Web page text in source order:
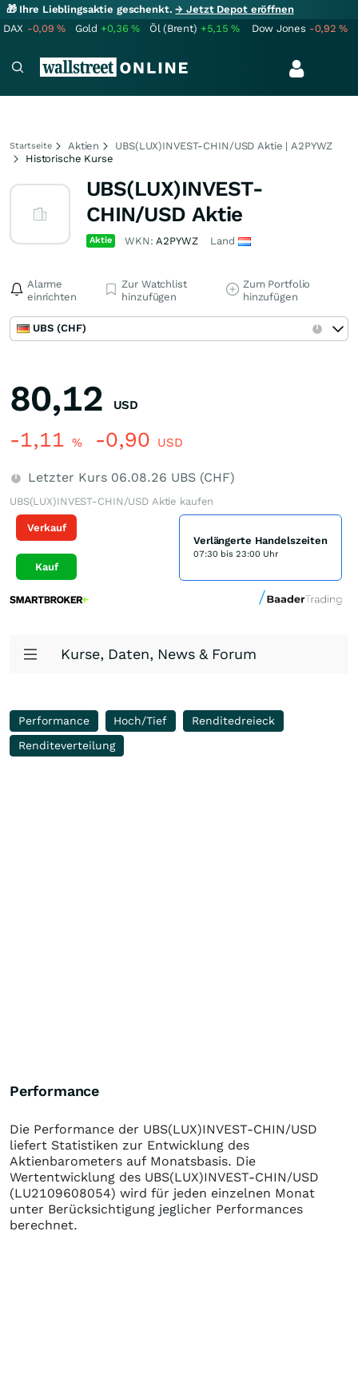
🎁 Ihre Lieblingsaktie geschenkt.→ Jetzt Depot eröffnen
DAX -0,09% Gold +0,36% Öl (Brent) +5,15% Dow Jones -0,92%
Startseite Aktien
UBS(LUX)INVEST-CHIN/USD Aktie | A2PYWZ
Historische Kurse
UBS(LUX)INVEST-
CHIN/USD Aktie
Aktie WKN:A2PYWZ Land
Alarme
einrichten
Zur Watchlist
hinzufügen
Zum Portfolio
hinzufügen
UBS (CHF)
80,12 USD
-1,11 % -0,90 USD
Letzter Kurs 06.08.26 UBS (CHF)
UBS(LUX)INVEST-CHIN/USD Aktie kaufen
Verkauf
Kauf
Verlängerte Handelszeiten
07:30 bis 23:00 Uhr
Kurse, Daten, News & Forum
Performance Hoch/Tief
Renditedreieck
Renditeverteilung
Performance
Die Performance der UBS(LUX)INVEST-CHIN/USD
liefert Statistiken zur Entwicklung des
Aktienbarometers auf Monatsbasis. Die
Wertentwicklung des UBS(LUX)INVEST-CHIN/USD
(LU2109608054) wird für jeden einzelnen Monat
unter Berücksichtigung jeglicher Performances
berechnet.